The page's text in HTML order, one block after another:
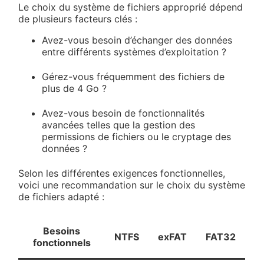
Le choix du système de fichiers approprié dépend
de plusieurs facteurs clés :
Avez-vous besoin d’échanger des données
entre différents systèmes d’exploitation ?
Gérez-vous fréquemment des fichiers de
plus de 4 Go ?
Avez-vous besoin de fonctionnalités
avancées telles que la gestion des
permissions de fichiers ou le cryptage des
données ?
Selon les différentes exigences fonctionnelles,
voici une recommandation sur le choix du système
de fichiers adapté :
Besoins
fonctionnels
NTFS exFAT FAT32